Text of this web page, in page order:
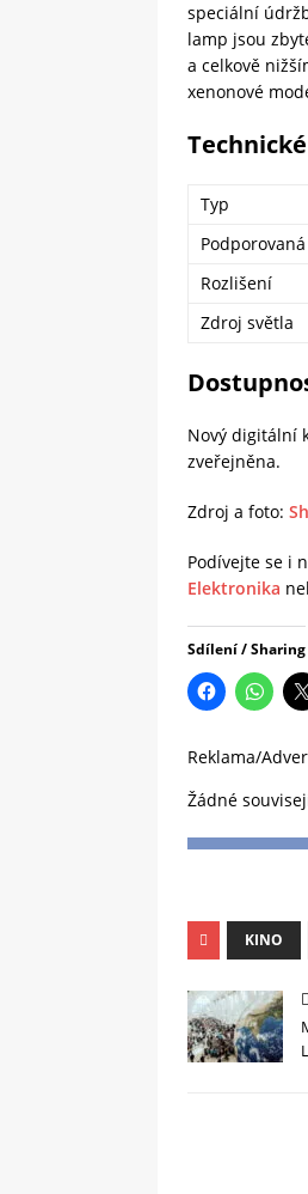
speciální
lamp jsou
a celkově
xenonové
Typ
Rozlišení
Zdroj světla
Nový digitální
zveřejněna.
Zdroj a foto:
Podívejte se i
Elektronika
Sdílení / Sharing
Reklama/
Žádné
KINO